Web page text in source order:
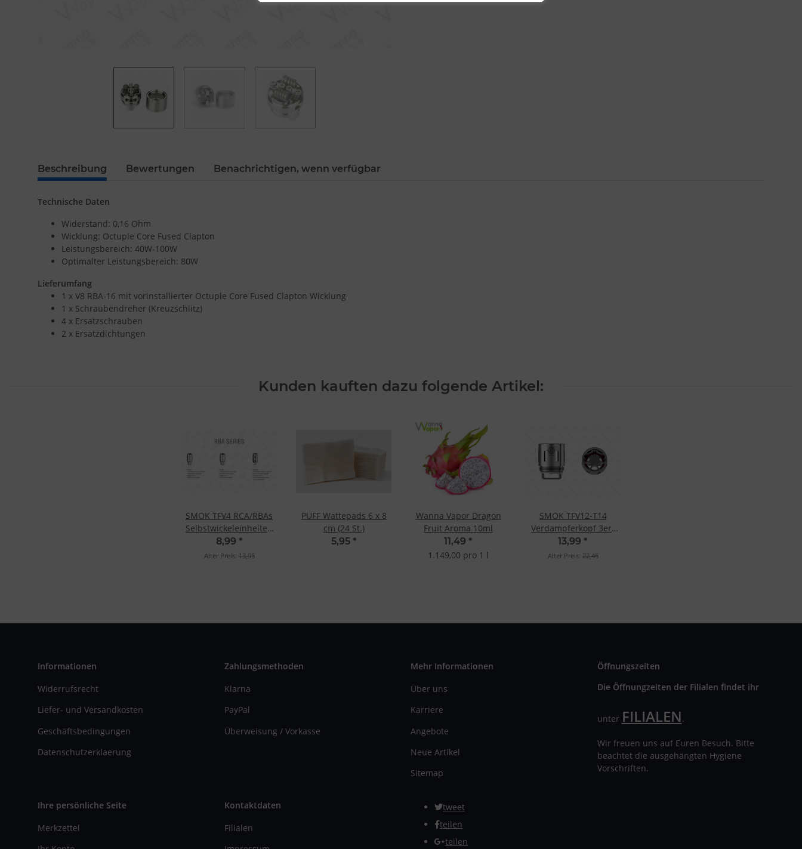
Beschreibung Bewertungen Benachrichtigen, wenn verfügbar
Technische Daten
Widerstand: 0,16 Ohm
Wicklung: Octuple Core Fused Clapton
Leistungsbereich: 40W-100W
Optimalter Leistungsbereich: 80W
Lieferumfang
1 x V8 RBA-16 mit vorinstallierter Octuple Core Fused Clapton Wicklung
1 x Schraubendreher (Kreuzschlitz)
4 x Ersatzschrauben
2 x Ersatzdichtungen
Kunden kauften dazu folgende Artikel:
SMOK TFV4 RCA/RBAs
Selbstwickeleinheiten
TF-R3+TF-T4 Beast Kit
8,99 *
Alter Preis: 13,95
PUFF Wattepads 6 x 8
cm (24 St.)
5,95 *
Wanna Vapor Dragon
Fruit Aroma 10ml
11,49 *
1.149,00 pro 1 l
SMOK TFV12-T14
Verdampferkopf 3er-
Pack
13,99 *
Alter Preis: 22,45
Informationen
Widerrufsrecht
Liefer- und Versandkosten
Geschäftsbedingungen
Datenschutzerklaerung
Zahlungsmethoden
Klarna
PayPal
Überweisung / Vorkasse
Mehr Informationen
Über uns
Karriere
Angebote
Neue Artikel
Sitemap
Öffnungszeiten
Die Öffnungzeiten der Filialen findet ihr
unter FILIALEN.
Wir freuen uns auf Euren Besuch. Bitte
beachtet die ausgehängten Hygiene
Vorschriften.
Ihre persönliche Seite
Merkzettel
Kontaktdaten
Filialen
tweet
teilen
teilen